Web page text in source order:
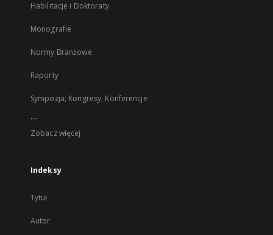
Habilitacje i Doktoraty
Monografie
Normy Branżowe
Raporty
Sympozja, Kongresy, Konferencje
...
Zobacz więcej
Indeksy
Tytuł
Autor